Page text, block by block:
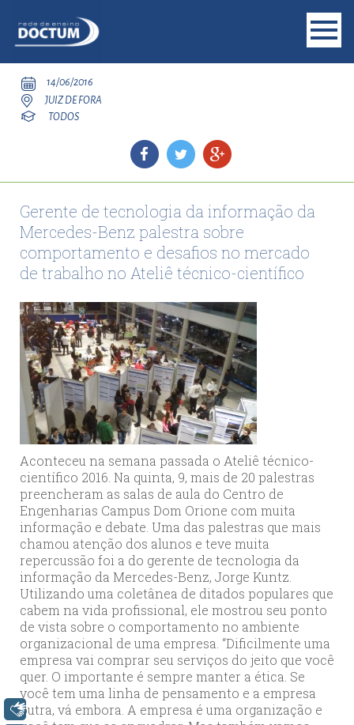
14/06/2016
JUIZ DE FORA
TODOS
Gerente de tecnologia da informação da
Mercedes-Benz palestra sobre
comportamento e desafios no mercado
de trabalho no Ateliê técnico-científico
Aconteceu na semana passada o Ateliê técnico-
científico 2016. Na quinta, 9, mais de 20 palestras
preencheram as salas de aula do Centro de
Engenharias Campus Dom Orione com muita
informação e debate. Uma das palestras que mais
chamou atenção dos alunos e teve muita
repercussão foi a do gerente de tecnologia da
informação da Mercedes-Benz, Jorge Kuntz.
Utilizando uma coletânea de ditados populares que
cabem na vida profissional, ele mostrou seu ponto
de vista sobre o comportamento no ambiente
organizacional de uma empresa. “Dificilmente uma
empresa vai comprar seu serviços do jeito que você
quer. O importante é sempre manter a ética. Se
você tem uma linha de pensamento e a empresa
outra, vá embora. A empresa é uma organização e
Libras